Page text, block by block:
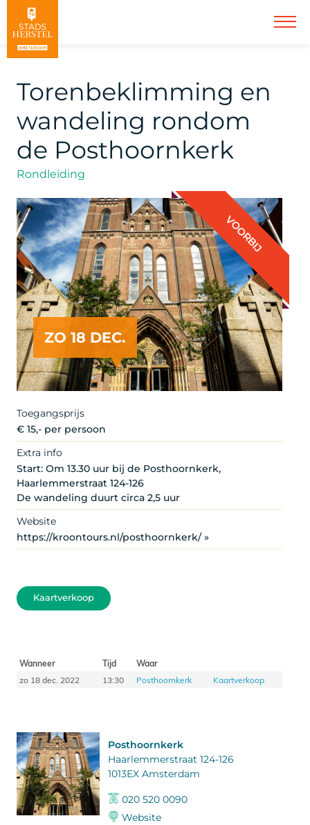
Torenbeklimming en
wandeling rondom
de Posthoornkerk
Rondleiding
ZO 18 DEC.
VOORBIJ
Copyright ©cojanvantoor.nl Een publicatie licentie is te
verkrijgen via: info@cojanvantoor.nl
Toegangsprijs
€ 15,- per persoon
Extra info
Start: Om 13.30 uur bij de Posthoornkerk,
Haarlemmerstraat 124-126
De wandeling duurt circa 2,5 uur
Website
https://kroontours.nl/posthoornkerk/ »
Kaartverkoop
Wanneer Tijd
Waar
zo 18 dec. 2022
13:30 Posthoornkerk Kaartverkoop
Posthoornkerk
Haarlemmerstraat 124-126
1013EX Amsterdam
020 520 0090
Website